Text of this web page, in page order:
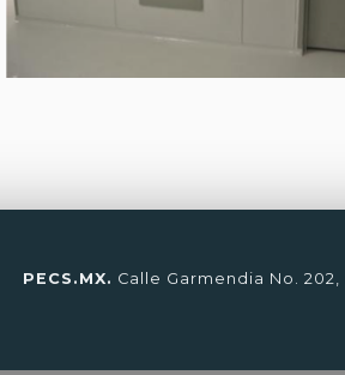
PECS.MX. Calle Garmendia No.